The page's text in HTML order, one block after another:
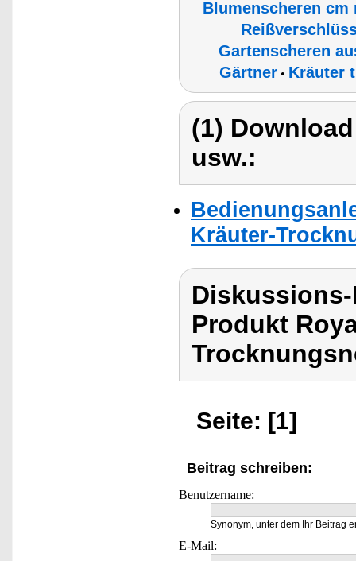
Blumenscheren cm
Gartenscheren
Gärtner• Kräuter
(1)
usw.:
Kräuter-
Produkt
Seite: [1]
Beitrag schreiben:
Benutzername:
Synonym, unter dem Ihr Beitrag
E-Mail: